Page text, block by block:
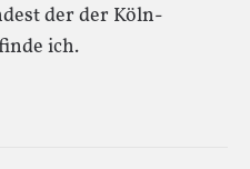
der der Köln-
ich.